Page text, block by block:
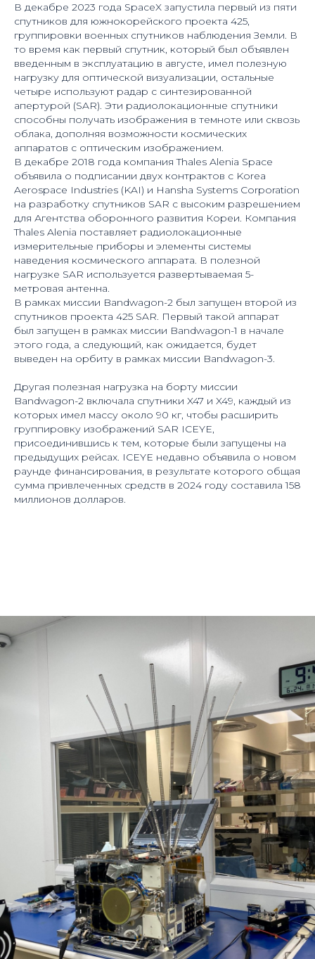
В декабре 2023 года SpaceX запустила первый из пяти
спутников для южнокорейского проекта 425,
группировки военных спутников наблюдения Земли. В
то время как первый спутник, который был объявлен
введенным в эксплуатацию в августе, имел полезную
нагрузку для оптической визуализации, остальные
четыре используют радар с синтезированной
апертурой (SAR). Эти радиолокационные спутники
способны получать изображения в темноте или сквозь
облака, дополняя возможности космических
аппаратов с оптическим изображением.
В декабре 2018 года компания Thales Alenia Space
объявила о подписании двух контрактов с Korea
Aerospace Industries (KAI) и Hansha Systems Corporation
на разработку спутников SAR с высоким разрешением
для Агентства оборонного развития Кореи. Компания
Thales Alenia поставляет радиолокационные
измерительные приборы и элементы системы
наведения космического аппарата. В полезной
нагрузке SAR используется развертываемая 5-
метровая антенна.
В рамках миссии Bandwagon-2 был запущен второй из
спутников проекта 425 SAR. Первый такой аппарат
был запущен в рамках миссии Bandwagon-1 в начале
этого года, а следующий, как ожидается, будет
выведен на орбиту в рамках миссии Bandwagon-3.
Другая полезная нагрузка на борту миссии
Bandwagon-2 включала спутники X47 и X49, каждый из
которых имел массу около 90 кг, чтобы расширить
группировку изображений SAR ICEYE,
присоединившись к тем, которые были запущены на
предыдущих рейсах. ICEYE недавно объявила о новом
раунде финансирования, в результате которого общая
сумма привлеченных средств в 2024 году составила 158
миллионов долларов.